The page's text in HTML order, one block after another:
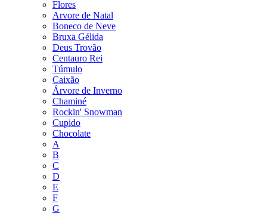
Flores
Arvore de Natal
Boneco de Neve
Bruxa Gélida
Deus Trovão
Centauro Rei
Túmulo
Caixão
Árvore de Inverno
Chaminé
Rockin' Snowman
Cupido
Chocolate
A
B
C
D
E
F
G